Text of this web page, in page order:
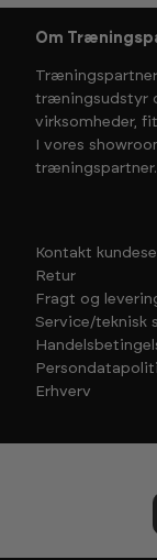
Om
træningsudstyr
virksomheder,
I vores
træningspartner.
Kontakt
Retur
Fragt og
Service/teknisk
Erhverv